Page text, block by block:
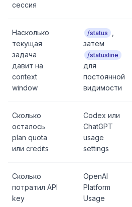
сессия
Насколько
текущая
задача
давит на
context
window
/status
затем
/statusline
для
постоянной
видимости
Сколько
осталось
plan quota
или credits
Codex или
ChatGPT
usage
settings
Сколько
потратил API
key
OpenAI
Platform
Usage